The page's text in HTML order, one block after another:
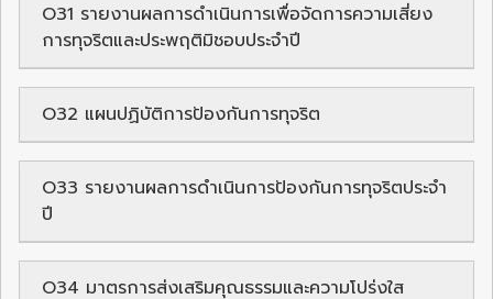
O31 รายงานผลการดำเนินการเพื่อจัดการความเสี่ยง
การทุจริตและประพฤติมิชอบประจำปี
O32 แผนปฏิบัติการป้องกันการทุจริต
O33 รายงานผลการดำเนินการป้องกันการทุจริตประจำ
ปี
O34 มาตรการส่งเสริมคุณธรรมและความโปร่งใส